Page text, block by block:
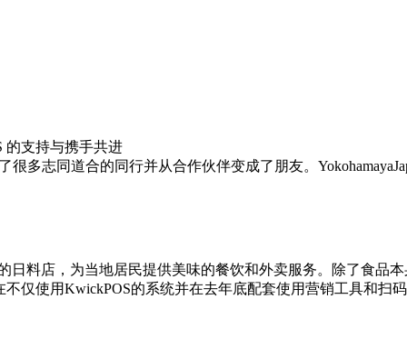
的支持与携手共进
多志同道合的同行并从合作伙伴变成了朋友。
的日料店，为当地居民提供美味的餐饮和外卖服务。除了食
仅使用KwickPOS的系统并在去年底配套使用营销工具和扫